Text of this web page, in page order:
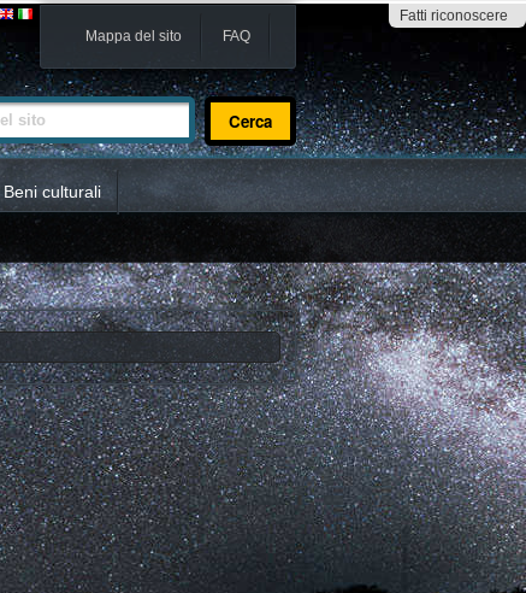
Fatti riconoscere
Mappa del sito FAQ
Beni culturali